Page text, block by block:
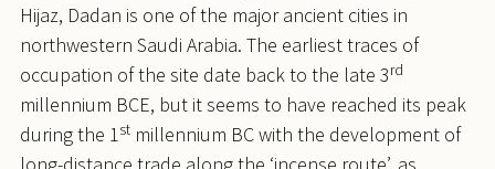
Hijaz, Dadan is one of the major ancient cities in
northwestern Saudi Arabia. The earliest traces of
occupation of the site date back to the late 3rd
millennium BCE, but it seems to have reached its peak
during the 1st millennium BC with the development of